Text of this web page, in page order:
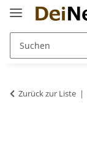
Zurück zur Liste